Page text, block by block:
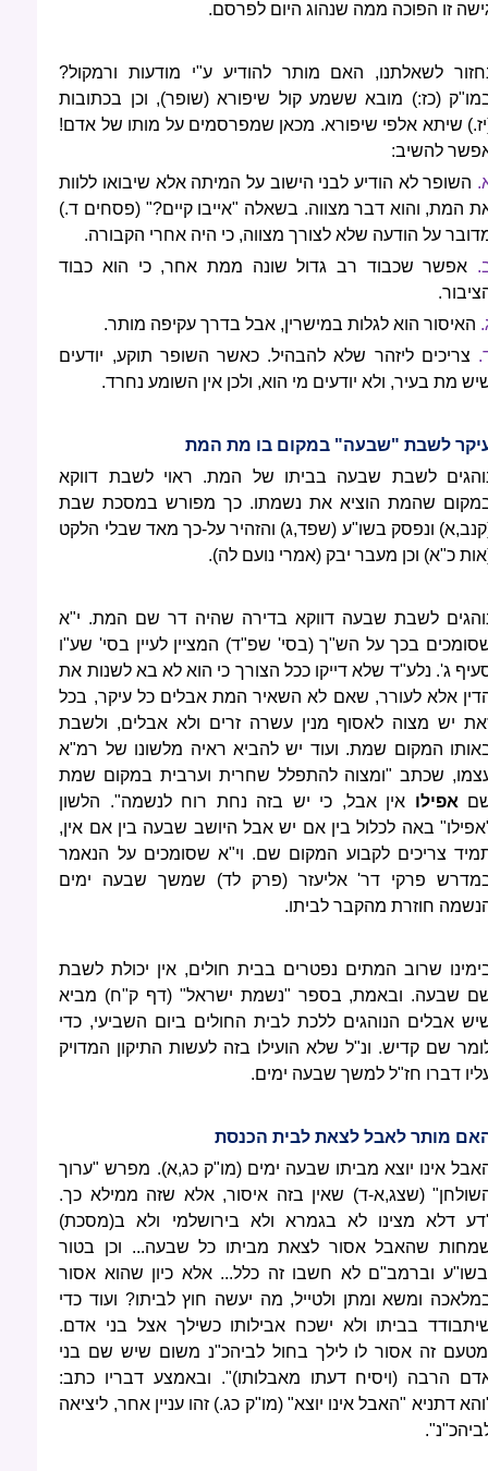
זו הפוכה ממה שנהוג היום לפרסם.
לשאלתנו, האם מותר להודיע ע"י מודעות ורמקול?
(כז:) מובא ששמע קול שיפורא (שופר), וכן בכתובות
שיתא אלפי שיפורא. מכאן שמפרסמים על מותו של אדם!
להשיב:
השופר לא הודיע לבני הישוב על המיתה אלא שיבואו ללוות
המת, והוא דבר מצווה. בשאלה "אייבו קיים?" (פסחים ד.)
על הודעה שלא לצורך מצווה, כי היה אחרי הקבורה.
אפשר שכבוד רב גדול שונה ממת אחר, כי הוא כבוד
האיסור הוא לגלות במישרין, אבל בדרך עקיפה מותר.
צריכים ליזהר שלא להבהיל. כאשר השופר תוקע, יודעים
מת בעיר, ולא יודעים מי הוא, ולכן אין השומע נחרד.
לשבת "שבעה" במקום בו מת המת
לשבת שבעה בביתו של המת. ראוי לשבת דווקא
שהמת הוציא את נשמתו. כך מפורש במסכת שבת
ונפסק בשו"ע (שפד,ג) והזהיר על-כך מאד שבלי הלקט
כ"א) וכן מעבר יבק (אמרי נועם לה).
לשבת שבעה דווקא בדירה שהיה דר שם המת. י"א
בכך על הש"ך (בסי' שפ"ד) המציין לעיין בסי' שע"ו
ג'. נלע"ד שלא דייקו ככל הצורך כי הוא לא בא לשנות את
אלא לעורר, שאם לא השאיר המת אבלים כל עיקר, בכל
יש מצוה לאסוף מנין עשרה זרים ולא אבלים, ולשבת
המקום שמת. ועוד יש להביא ראיה מלשונו של רמ"א
שכתב "ומצוה להתפלל שחרית וערבית במקום שמת
אפילו אין אבל, כי יש בזה נחת רוח לנשמה". הלשון
באה לכלול בין אם יש אבל היושב שבעה בין אם אין,
צריכים לקבוע המקום שם. וי"א שסומכים על הנאמר
פרקי דר' אליעזר (פרק לד) שמשך שבעה ימים
חוזרת מהקבר לביתו.
שרוב המתים נפטרים בבית חולים, אין יכולת לשבת
שבעה. ובאמת, בספר "נשמת ישראל" (דף ק"ח) מביא
אבלים הנוהגים ללכת לבית החולים ביום השביעי, כדי
שם קדיש. ונ"ל שלא הועילו בזה לעשות התיקון המדויק
דברו חז"ל למשך שבעה ימים.
מותר לאבל לצאת לבית הכנסת
אינו יוצא מביתו שבעה ימים (מו"ק כג,א). מפרש "ערוך
(שצג,א-ד) שאין בזה איסור, אלא שזה ממילא כך.
דלא מצינו לא בגמרא ולא בירושלמי ולא ב(מסכת)
שהאבל אסור לצאת מביתו כל שבעה... וכן בטור
וברמב"ם לא חשבו זה כלל... אלא כיון שהוא אסור
ומשא ומתן ולטייל, מה יעשה חוץ לביתו? ועוד כדי
בביתו ולא ישכח אבילותו כשילך אצל בני אדם.
זה אסור לו לילך בחול לביהכ"נ משום שיש שם בני
הרבה (ויסיח דעתו מאבלותו)". ובאמצע דבריו כתב:
דתניא "האבל אינו יוצא" (מו"ק כג.) זהו עניין אחר, ליציאה